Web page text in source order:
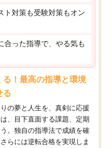
ト対策も受験対策もオン
合った指導で、やる気も
！最高の指導と環境
る
の夢と人生を、真剣に応援
、目下直面する課題、定期
。独自の指導法で成績を確
らには逆転合格を実現しま